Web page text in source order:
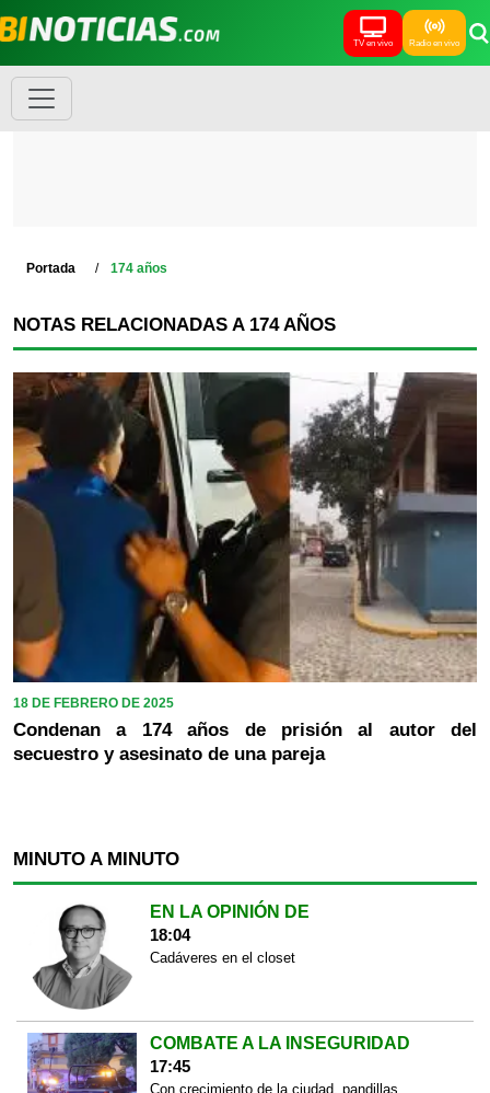
TV en vivo Radio en vivo
Portada 174 años
NOTAS RELACIONADAS A 174 AÑOS
18 DE FEBRERO DE 2025
Condenan a 174 años de prisión al autor del
secuestro y asesinato de una pareja
MINUTO A MINUTO
EN LA OPINIÓN DE
18:04
Cadáveres en el closet
COMBATE A LA INSEGURIDAD
17:45
Con crecimiento de la ciudad, pandillas